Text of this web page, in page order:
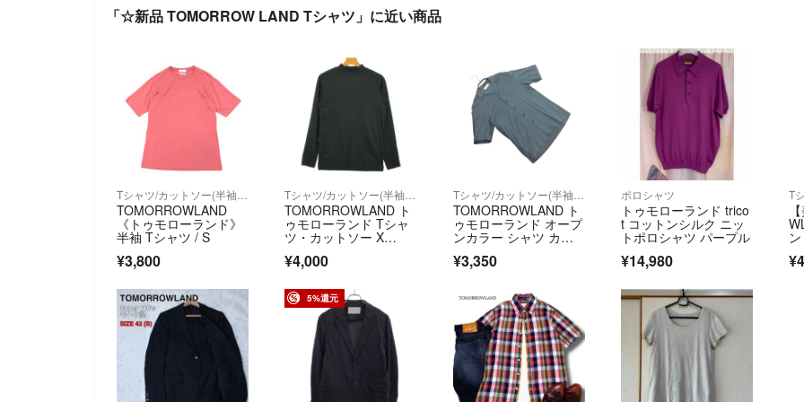
「☆新品 TOMORROW LAND Tシャツ」に近い商品
TOMORROWLAND
《トゥモローランド》
半袖 Tシャツ / S
¥3,800
TOMORROWLAND ト
ゥモローランド Tシャ
ツ・カットソー X
S 黒 【古着】【中古】
【送料無料】
¥4,000
TOMORROWLAND ト
ゥモローランド オープ
ンカラー シャツ カッ
トソー sizeXS/緑 ■
◆ メンズ
¥3,350
ポロシャツ
トゥモローランド trico
t コットンシルク ニッ
トポロシャツ パープル
¥14,980
5%還元